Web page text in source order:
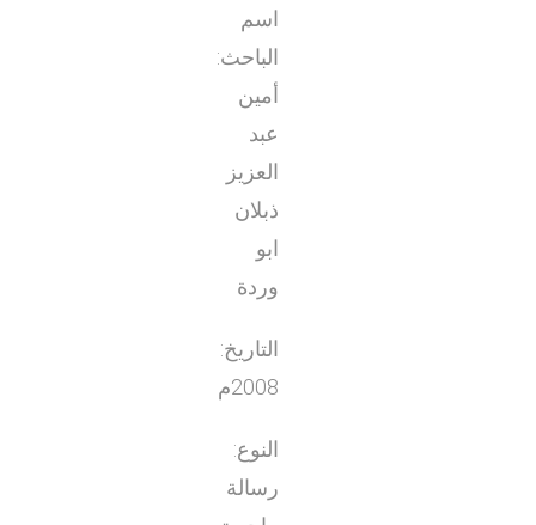
اسم
الباحث:
أمين
عبد
العزيز
ذبلان
ابو
وردة
التاريخ:
2008م
النوع:
رسالة